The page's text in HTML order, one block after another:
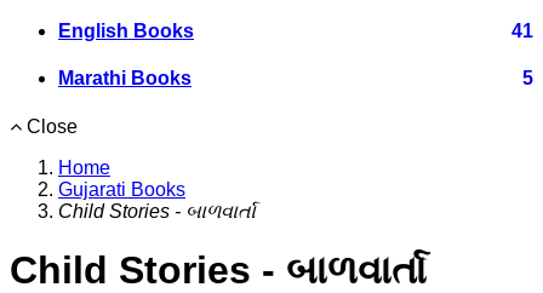
English Books 41
Marathi Books 5
Close
Home
Gujarati Books
Child Stories - બાળવાર્તા
Child Stories - બાળવાર્તા